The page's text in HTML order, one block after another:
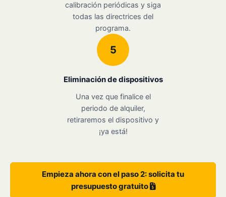
calibración periódicas y siga
todas las directrices del
programa.
5
Eliminación de dispositivos
Una vez que finalice el
periodo de alquiler,
retiraremos el dispositivo y
¡ya está!
Empieza ahora con el paso 2: solicita tu
presupuesto gratuito